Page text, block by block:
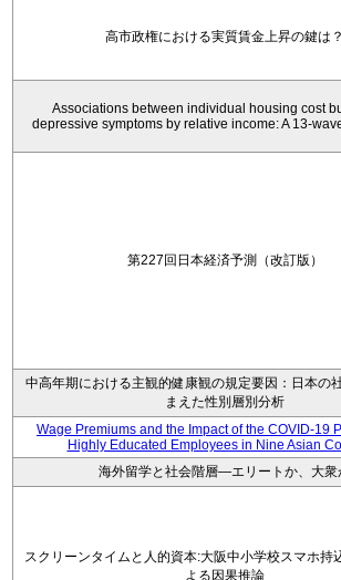
高市政権における実質賃金上昇の鍵は？
Associations between individual housing cost
depressive symptoms by relative income: A 13-
第227回日本経済予測（改訂版）
中高年期における主観的健康観の規定要因：日本の
まえた性別層別分析
Wage Premiums and the Impact of the COVID‑19
Highly Educated Employees in Nine Asian
海外留学と社会階層―エリートか、大衆
スクリーンタイムと人的資本:大阪中小学校スマホ持
よる因果推論